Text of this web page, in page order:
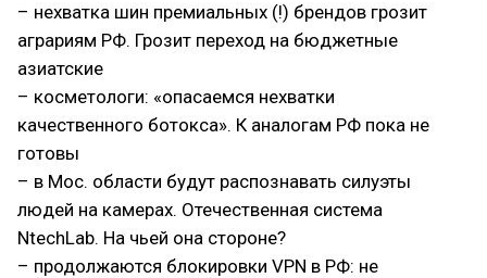
– нехватка шин премиальных (!) брендов грозит
аграриям РФ. Грозит переход на бюджетные
азиатские
– косметологи: «опасаемся нехватки
качественного ботокса». К аналогам РФ пока не
готовы
– в Мос. области будут распознавать силуэты
людей на камерах. Отечественная система
NtechLab. На чьей она стороне?
– продолжаются блокировки VPN в РФ: не